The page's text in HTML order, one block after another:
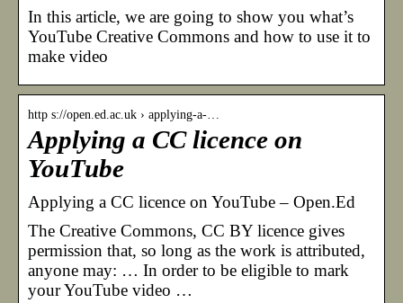
In this article, we are going to show you what’s
YouTube Creative Commons and how to use it to
make video
http s://open.ed.ac.uk › applying-a-…
Applying a CC licence on
YouTube
Applying a CC licence on YouTube – Open.Ed
The Creative Commons, CC BY licence gives
permission that, so long as the work is attributed,
anyone may: … In order to be eligible to mark
your YouTube video …